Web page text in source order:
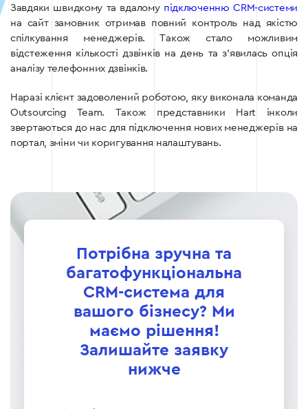
Завдяки швидкому та вдалому підключенню CRM-системи
на сайт замовник отримав повний контроль над якістю
спілкування менеджерів. Також стало можливим
відстеження кількості дзвінків на день та з’явилась опція
аналізу телефонних дзвінків.
Наразі клієнт задоволений роботою, яку виконала команда
Outsourcing Team. Також представники Hart інколи
звертаються до нас для підключення нових менеджерів на
портал, зміни чи коригування налаштувань.
Потрібна зручна та
багатофункціональна
CRM-система для
вашого бізнесу? Ми
маємо рішення!
Залишайте заявку
нижче